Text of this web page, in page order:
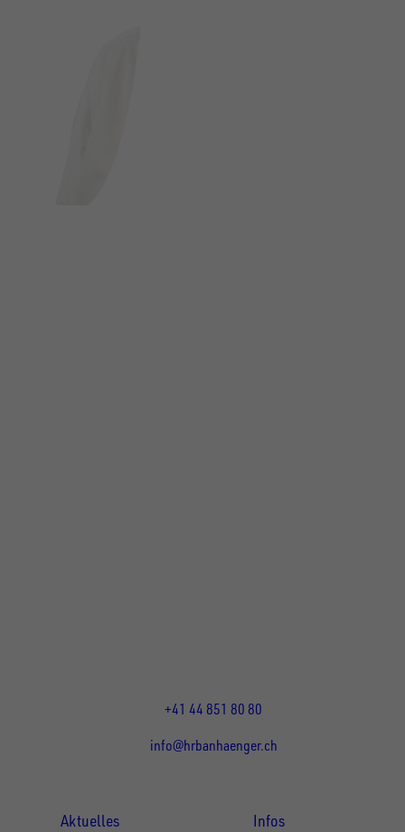
+41 44 851 80 80
info@hrbanhaenger.ch
Aktuelles
Infos